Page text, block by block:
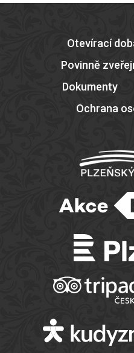
Otevírací
Povinně
Dokumenty
Ochrana